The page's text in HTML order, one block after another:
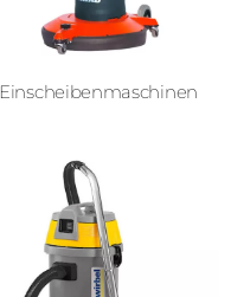
Einscheiben­­maschinen